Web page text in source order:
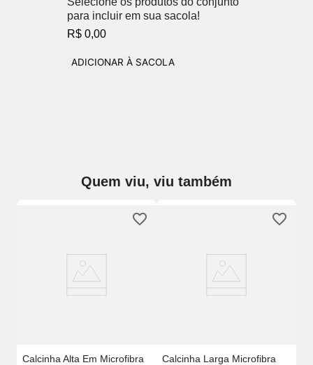
para incluir em sua sacola!
R$ 0,00
ADICIONAR À SACOLA
Quem viu, viu também
Calcinha Alta Em Microfibra
Calcinha Larga Microfibra